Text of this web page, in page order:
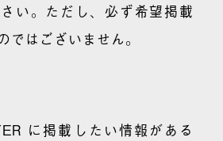
い。ただし、必ず希望掲載
ではございません。
に掲載したい情報がある